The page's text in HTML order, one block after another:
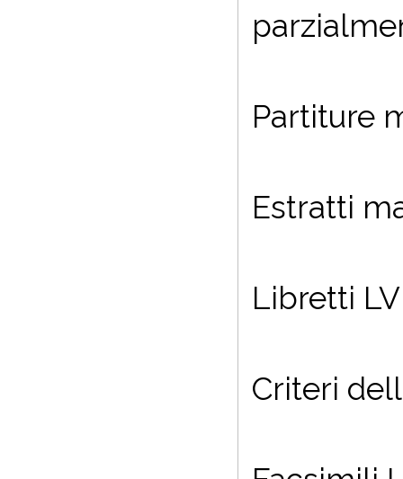
Partiture
Estratti
Libretti
Criteri